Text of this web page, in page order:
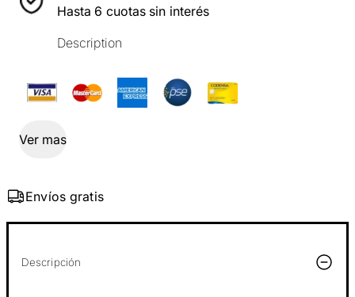
Hasta 6 cuotas sin interés
Description
Ver mas
Envíos gratis
Descripción